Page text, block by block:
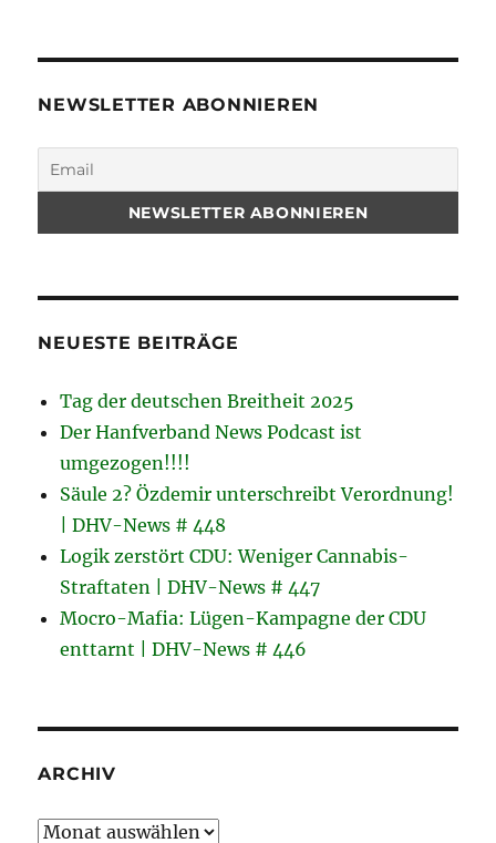
NEWSLETTER ABONNIEREN
NEUESTE BEITRÄGE
Tag der deutschen Breitheit 2025
Der Hanfverband News Podcast ist
umgezogen!!!!
Säule 2? Özdemir unterschreibt Verordnung!
| DHV-News # 448
Logik zerstört CDU: Weniger Cannabis-
Straftaten | DHV-News # 447
Mocro-Mafia: Lügen-Kampagne der CDU
enttarnt | DHV-News # 446
ARCHIV
Archiv